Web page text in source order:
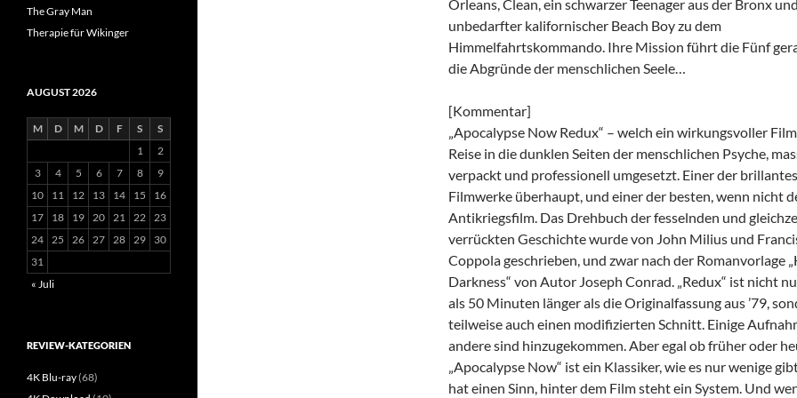
Orleans, Clean, ein schwarzer Teenager aus der Bronx
unbedarfter kalifornischer Beach Boy zu dem
Himmelfahrtskommando. Ihre Mission führt die Fünf
die Abgründe der menschlichen Seele…
[Kommentar]
„Apocalypse Now Redux“ – welch ein wirkungsvoller
Reise in die dunklen Seiten der menschlichen Psyche,
verpackt und professionell umgesetzt. Einer der
Filmwerke überhaupt, und einer der besten, wenn nicht
Antikriegsfilm. Das Drehbuch der fesselnden und
verrückten Geschichte wurde von John Milius und
Coppola geschrieben, und zwar nach der Romanvorlage
Darkness“ von Autor Joseph Conrad. „Redux“ ist nicht
als 50 Minuten länger als die Originalfassung aus ’79,
teilweise auch einen modifizierten Schnitt. Einige
andere sind hinzugekommen. Aber egal ob früher oder
„Apocalypse Now“ ist ein Klassiker, wie es nur wenige
hat einen Sinn, hinter dem Film steht ein System. Und
The Gray Man
Therapie für Wikinger
AUGUST 2026
M D M D F S
S
1
2
3
4 5 6 7 8
9
10
11 12 13 14 15
16
17
18 19 20 21 22 23
24 25 26 27 28 29
30
31
« Juli
REVIEW-KATEGORIEN
4K Blu-ray(68)